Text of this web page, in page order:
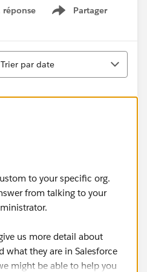
réponse Partager
Show menu
Trier par date
to your specific org.
from talking to your
us more detail about
what they are in Salesforce
might be able to help you